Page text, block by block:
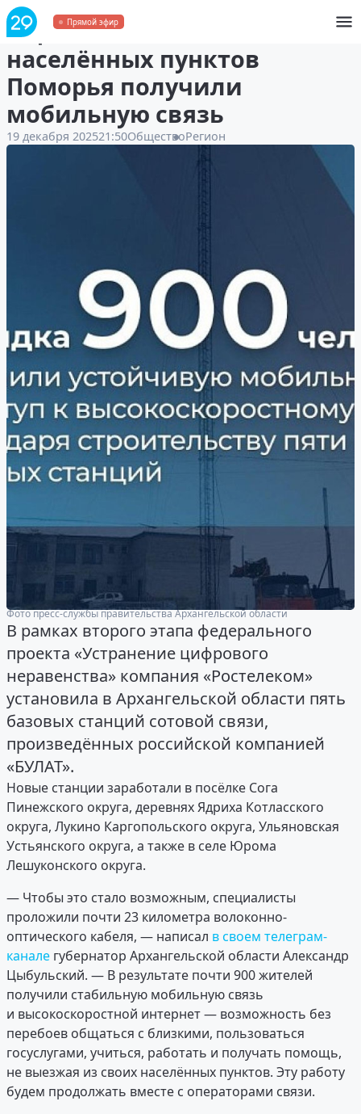
Прямой эфир
Еще пять малых
населённых пунктов
Поморья получили
мобильную связь
19 декабря 202521:50ОбществоРегион
Фото пресс-службы правительства Архангельской области
В рамках второго этапа федерального
проекта «Устранение цифрового
неравенства» компания «Ростелеком»
установила в Архангельской области пять
базовых станций сотовой связи,
произведённых российской компанией
«БУЛАТ».
Новые станции заработали в посёлке Сога
Пинежского округа, деревнях Ядриха Котласского
округа, Лукино Каргопольского округа, Ульяновская
Устьянского округа, а также в селе Юрома
Лешуконского округа.
— Чтобы это стало возможным, специалисты
проложили почти 23 километра волоконно-
оптического кабеля, — написал в своем телеграм-
канале губернатор Архангельской области Александр
Цыбульский. — В результате почти 900 жителей
получили стабильную мобильную связь
и высокоскоростной интернет — возможность без
перебоев общаться с близкими, пользоваться
госуслугами, учиться, работать и получать помощь,
не выезжая из своих населённых пунктов. Эту работу
будем продолжать вместе с операторами связи.